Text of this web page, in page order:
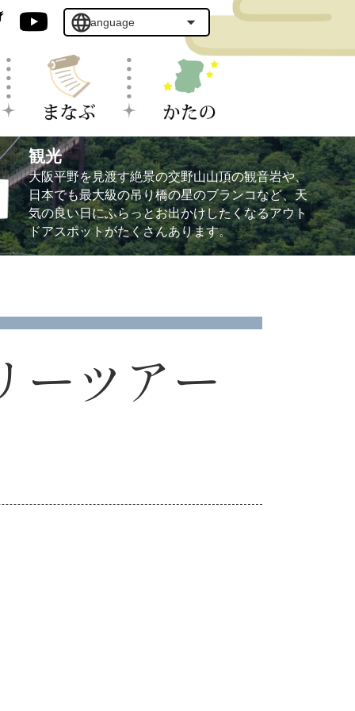
観光
大阪平野を見渡す絶景の交野山山頂の観音岩や、
日本でも最大級の吊り橋の星のブランコなど、天
気の良い日にふらっとお出かけしたくなるアウト
ドアスポットがたくさんあります。
ーツアー